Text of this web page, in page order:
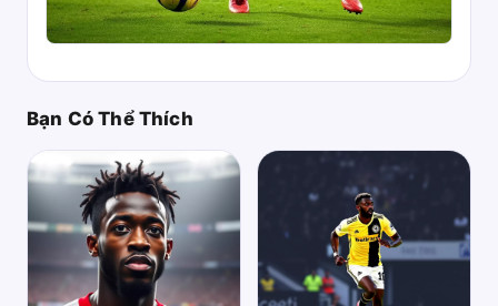
Bạn Có Thể Thích